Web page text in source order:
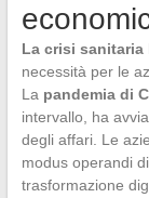
La crisi sanitaria
necessità per le
La pandemia di
intervallo, ha
degli affari. Le
modus operandi
trasformazione